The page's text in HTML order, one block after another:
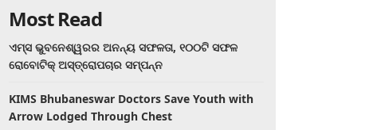
Most Read
ଏମ୍ସ ଭୁବନେଶ୍ୱରର ଅନନ୍ୟ ସଫଳତା, ୧୦୦ଟି ସଫଳ
ରୋବୋଟିକ୍ ଅସ୍ତ୍ରୋପଚାର ସମ୍ପନ୍ନ
KIMS Bhubaneswar Doctors Save Youth with
Arrow Lodged Through Chest